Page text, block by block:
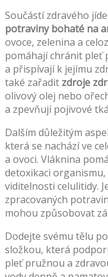
Součástí zdravého
potraviny bohaté na
ovoce, zelenina a
pomáhají chránit pleť
a přispívají k jejímu
také zařadit zdroje
olivový olej nebo
a zpevňují pojivové
Dalším důležitým
která se nachází ve
a ovoci. Vláknina
detoxikaci
viditelnosti celulitidy.
zpracovaných
mohou způsobovat
Dodejte svému tělu
složkou, která
pleť pružnou a